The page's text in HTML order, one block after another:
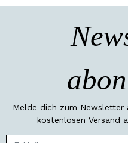
Melde dich zum Newsletter
kostenlosen Versand